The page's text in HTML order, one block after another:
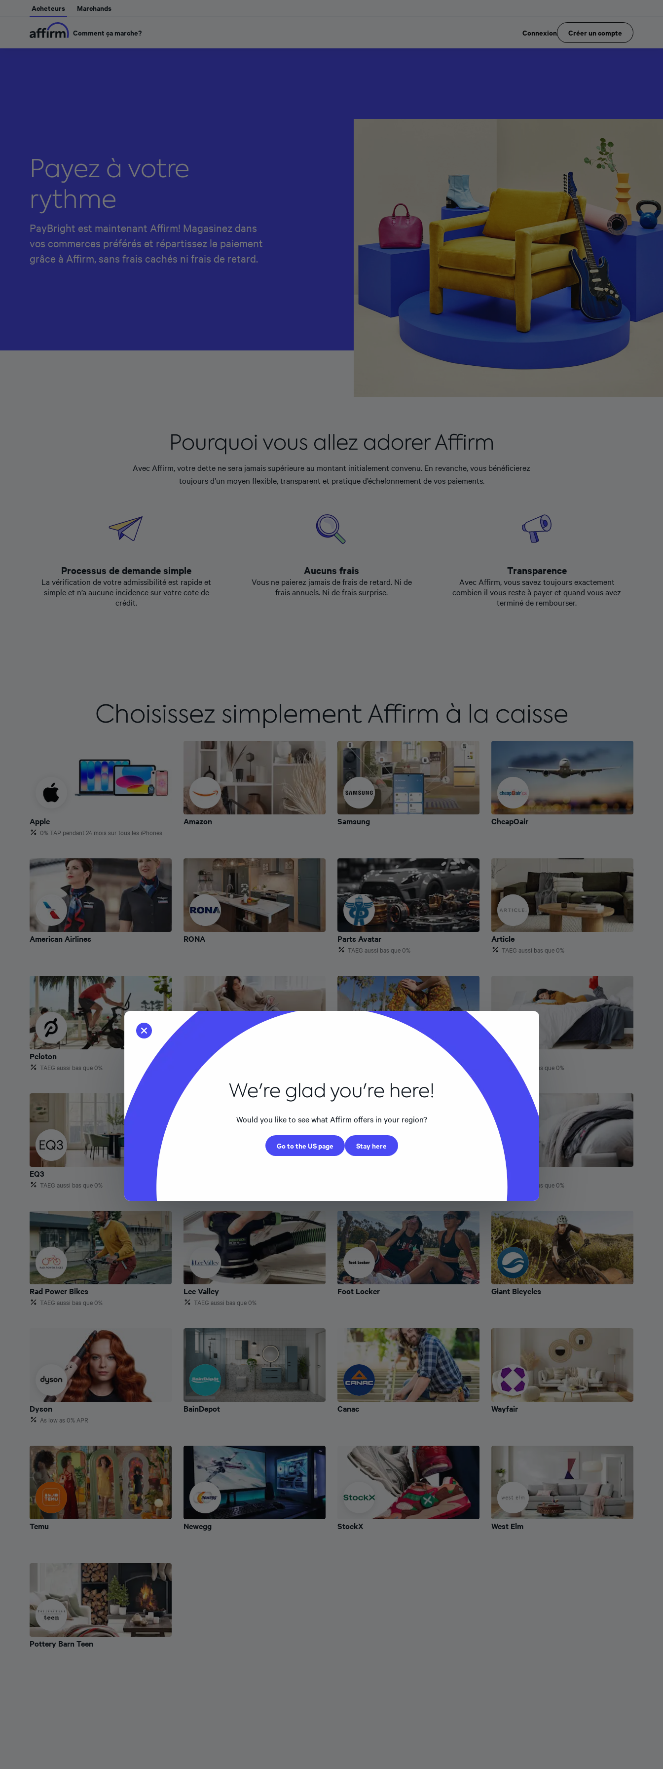
We're glad you're here!
Would you like to see what Affirm offers in your region?
Go to the US page Stay here
Acheteurs Marchands
Comment ça marche? Connexion Créer un compte
Payez à votre
rythme
PayBright est maintenant Affirm! Magasinez dans
vos commerces préférés et répartissez le paiement
grâce à Affirm, sans frais cachés ni frais de retard.
Pourquoi vous allez adorer Affirm
Avec Affirm, votre dette ne sera jamais supérieure au montant initialement convenu. En revanche, vous bénéficierez
toujours d’un moyen flexible, transparent et pratique d’échelonnement de vos paiements.
Processus de demande simple
La vérification de votre admissibilité est rapide et
simple et n’a aucune incidence sur votre cote de
crédit.
Aucuns frais
Vous ne paierez jamais de frais de retard. Ni de
frais annuels. Ni de frais surprise.
Transparence
Avec Affirm, vous savez toujours exactement
combien il vous reste à payer et quand vous avez
terminé de rembourser.
Choisissez simplement Affirm à la caisse
Apple
Apple
0% TAP pendant 24 mois sur tous les iPhones
Amazon
Amazon
Samsung
Samsung
CheapOair
CheapOair
American Airlines
American Airlines
RONA
RONA
Parts Avatar
Parts Avatar
TAEG aussi bas que 0%
Article
Article
TAEG aussi bas que 0%
Peloton
Peloton
TAEG aussi bas que 0% TAEG aussi bas que 0%
Casper
Casper
TAEG aussi bas que 0%
EQ3
EQ3
TAEG aussi bas que 0%
Secret Lab
Endy
Endy
TAEG aussi bas que 0%
Rad Power Bikes
Rad Power Bikes
TAEG aussi bas que 0%
Lee Valley
Lee Valley
TAEG aussi bas que 0%
Foot Locker
Foot Locker
Giant Bicycles
Giant Bicycles
Dyson
Dyson
As low as 0% APR
BainDepot
BainDepot
Canac
Canac
Wayfair
Wayfair
Temu
Temu
Newegg
Newegg
StockX
West Elm
West Elm
Pottery Barn Teen
Pottery Barn Teen